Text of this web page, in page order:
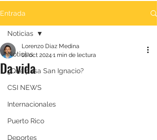
Entrada
Noticias
¿Qué pasa San Ignacio?
CSI NEWS
Internacionales
Puerto Rico
Deportes
Noticias
Da vida
Lorenzo Diaz Medina
16 oct 2024 1 min de lectura